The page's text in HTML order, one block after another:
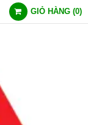
GIỎ HÀNG (0)